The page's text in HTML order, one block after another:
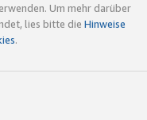
Um mehr darüber
lies bitte die Hinweise
.